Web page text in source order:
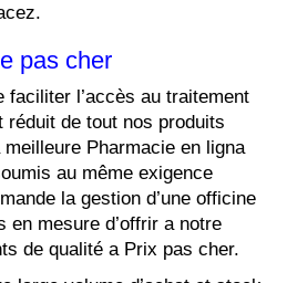
pas cher
faciliter l’accès au traitement
réduit de tout nos produits
Pharmacie en ligna
au même exigence
la gestion d’une officine
en mesure d’offrir a notre
de qualité a Prix pas cher.